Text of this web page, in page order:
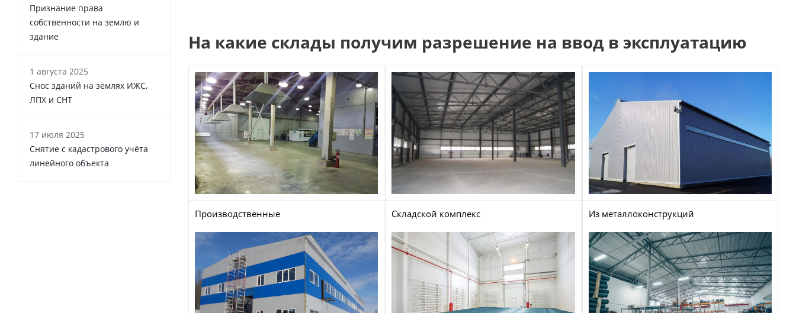
На какие склады получим разрешение на ввод в эксплуатацию
Производственные Складской комплекс Из металлоконструкций
Признание права
собственности на землю и
здание
1 августа 2025
Снос зданий на землях ИЖС,
ЛПХ и СНТ
17 июля 2025
Снятие с кадастрового учёта
линейного объекта